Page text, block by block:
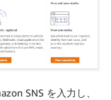
SNS を入力し、